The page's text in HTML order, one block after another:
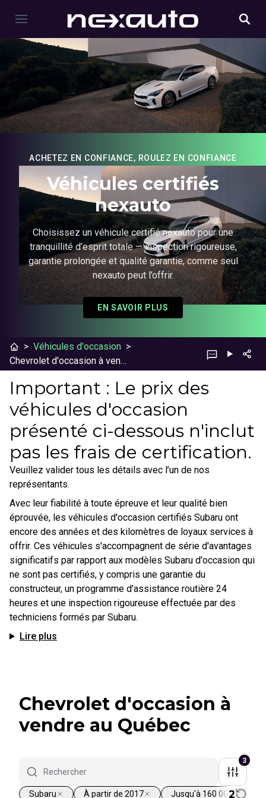
ACHETEZ EN CONFIANCE, ROULEZ EN CONFIANCE
Véhicules certifiés
nexauto
Choisissez un véhicule certifié nexauto pour une
tranquillité d’esprit totale — inspection rigoureuse,
garantie prolongée et qualité garantie, comme seul
nexauto peut l’offrir.
EN SAVOIR PLUS
> Véhicules d'occasion >
Chevrolet d'occasion à vendre au Québec
Important : Le prix des
véhicules d'occasion
présenté ci-dessous n'inclut
pas les frais de certification.
Veuillez valider tous les détails avec l’un de nos
représentants.
Avec leur fiabilité à toute épreuve et leur qualité bien
éprouvée, les véhicules d'occasion certifiés Subaru ont
encore des années et des kilomètres de loyaux services à
offrir. Ces véhicules s'accompagnent de série d'avantages
significatifs par rapport aux modèles Subaru d'occasion qui
ne sont pas certifiés, y compris une garantie du
constructeur, un programme d'assistance routière 24
heures et une inspection rigoureuse effectuée par des
techniciens formés par Subaru.
Lire plus
Chevrolet d'occasion à
vendre au Québec
3
Subaru À partir de 2017 Jusqu'à 160 000 km
2